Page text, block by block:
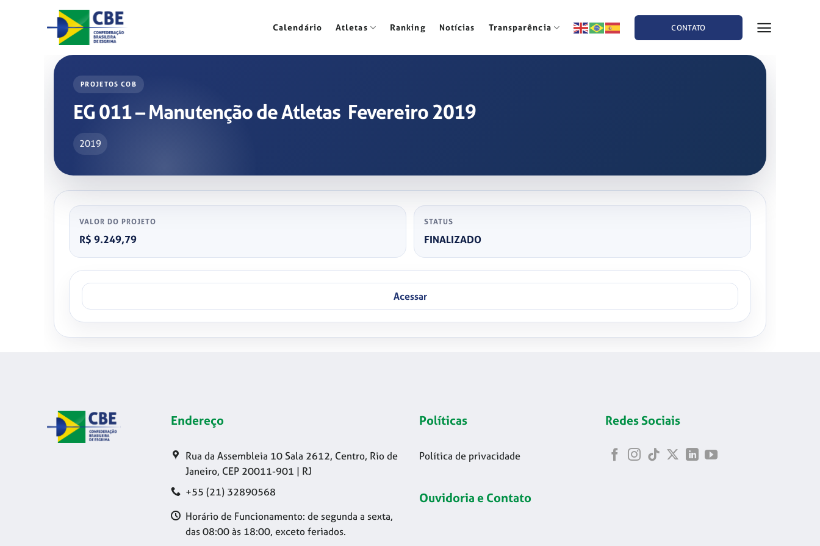
Calendário Atletas Ranking Notícias Transparência CONTATO
PROJETOS COB
EG 011 – Manutenção de Atletas ­ Fevereiro 2019
2019
VALOR DO PROJETO
R$ 9.249,79
STATUS
FINALIZADO
Acessar
Endereço
Rua da Assembleia 10 Sala 2612, Centro, Rio de
Janeiro, CEP 20011-901 | RJ
+55 (21) 32890568
Horário de Funcionamento: de segunda a sexta,
das 08:00 às 18:00, exceto feriados.
Políticas
Política de privacidade
Ouvidoria e Contato
Redes Sociais